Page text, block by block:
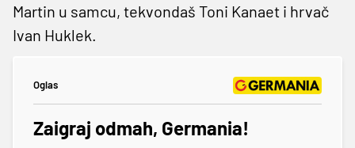
Martin u samcu, tekvondaš Toni Kanaet i hrvač
Ivan Huklek.
Oglas
Zaigraj odmah, Germania!